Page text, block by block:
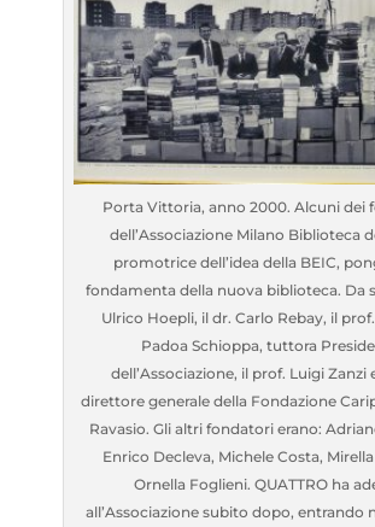
Porta Vittoria, anno 2000. Alcuni dei
dell’Associazione Milano Biblioteca
promotrice dell’idea della BEIC,
fondamenta della nuova biblioteca. Da
Ulrico Hoepli, il dr. Carlo Rebay, il
Padoa Schioppa, tuttora
dell’Associazione, il prof. Luigi Zanzi
direttore generale della Fondazione
Ravasio. Gli altri fondatori erano:
Enrico Decleva, Michele Costa,
Ornella Foglieni. QUATTRO ha
all’Associazione subito dopo, entrando